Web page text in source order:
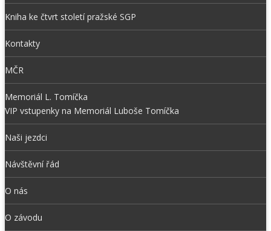
Kniha ke čtvrt století pražské SGP
Kontakty
MČR
Memoriál L. Tomíčka
VIP vstupenky na Memoriál Luboše Tomíčka
Naši jezdci
Návštěvní řád
O nás
O závodu